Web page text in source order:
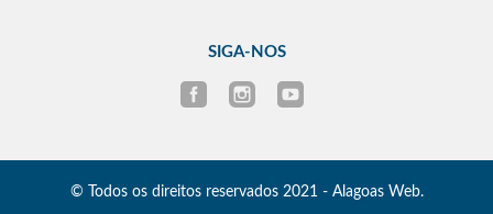
SIGA-NOS
© Todos os direitos reservados 2021 - Alagoas Web.